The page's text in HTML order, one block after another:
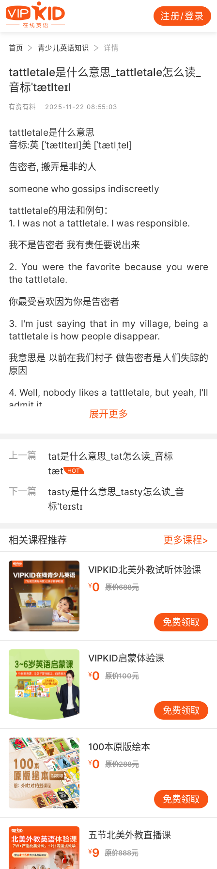
注册/登录
首页 青少儿英语知识 详情
tattletale是什么意思_tattletale怎么读_
音标ˈtætlteɪl
有资有料 2025-11-22 08:55:03
tattletale是什么意思
音标:英 [ˈtætlteɪl]美 [ˈtætlˌtel]
告密者, 搬弄是非的人
someone who gossips indiscreetly
tattletale的用法和例句：
1. I was not a tattletale. I was responsible.
我不是告密者 我有责任要说出来
2. You were the favorite because you were
the tattletale.
你最受喜欢因为你是告密者
3. I'm just saying that in my village, being a
tattletale is how people disappear.
我意思是 以前在我们村子 做告密者是人们失踪的
原因
4. Well, nobody likes a tattletale, but yeah, I'll
admit it.
5. What happened is that you told them what
I told you, and now they think I'm a big
tattletale.
你把我告诉你的告诉她们了 现在她们觉得我是 的
展开更多
上一篇
tat是什么意思_tat怎么读_音标
tæt
HOT
下一篇
tasty是什么意思_tasty怎么读_音
标'teɪstɪ
相关课程推荐 更多课程>
VIPKID北美外教试听体验课
¥0 原价688元
免费领取
VIPKID启蒙体验课
¥0 原价100元
免费领取
100本原版绘本
¥0 原价288元
免费领取
五节北美外教直播课
¥9 原价888元